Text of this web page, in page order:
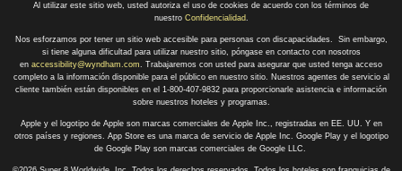
Al utilizar este sitio web, usted autoriza el uso de cookies de acuerdo con los términos de
nuestro Confidencialidad.
Nos esforzamos por tener un sitio web accesible para personas con discapacidades. Sin embargo,
si tiene alguna dificultad para utilizar nuestro sitio, póngase en contacto con nosotros
en accessibility@wyndham.com. Trabajaremos con usted para asegurar que usted tenga acceso
completo a la información disponible para el público en nuestro sitio. Nuestros agentes de servicio al
cliente también están disponibles en el 1-800-407-9832 para proporcionarle asistencia e información
sobre nuestros hoteles y programas.
Apple y el logotipo de Apple son marcas comerciales de Apple Inc., registradas en EE. UU. Y en
otros países y regiones. App Store es una marca de servicio de Apple Inc. Google Play y el logotipo
de Google Play son marcas comerciales de Google LLC.